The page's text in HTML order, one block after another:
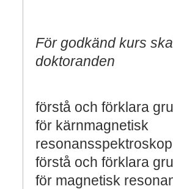
För godkänd kurs
doktoranden
förstå och förklara
för kärnmagnetisk
förstå och förklara
för magnetisk